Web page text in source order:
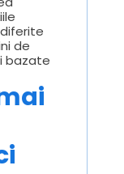
de
bazate